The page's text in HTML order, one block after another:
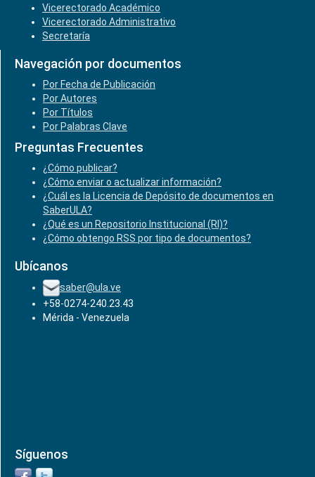
Vicerectorado Académico
Vicerectorado Administrativo
Secretaría
Navegación por documentos
Por Fecha de Publicación
Por Autores
Por Títulos
Por Palabras Clave
Preguntas Frecuentes
¿Cómo publicar?
¿Cómo enviar o actualizar información?
¿Cuál es la Licencia de Depósito de documentos en
SaberULA?
¿Qué es un Repositorio Institucional (RI)?
¿Cómo obtengo RSS por tipo de documentos?
Ubícanos
saber@ula.ve
+58-0274-240.23.43
Mérida - Venezuela
Síguenos